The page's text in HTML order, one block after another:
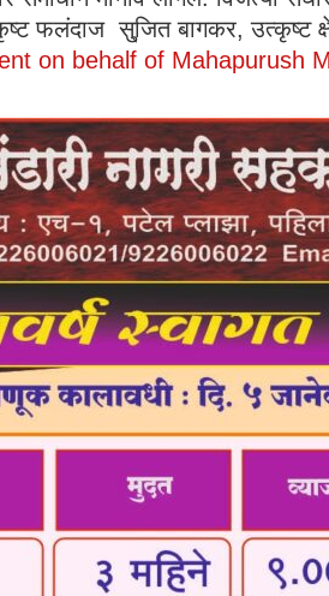
फलंदाज सु्जित बागकर, उत्कृष्ट
on behalf of Mahapurush